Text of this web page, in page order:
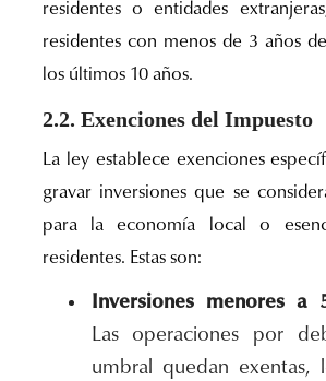
residentes o entidades
residentes con menos de 3 años
los últimos 10 años.
2.2. Exenciones del Impuesto
La ley establece exenciones
gravar inversiones que se
para la economía local o
residentes. Estas son:
Inversiones menores a
Las operaciones por
umbral quedan exentas,